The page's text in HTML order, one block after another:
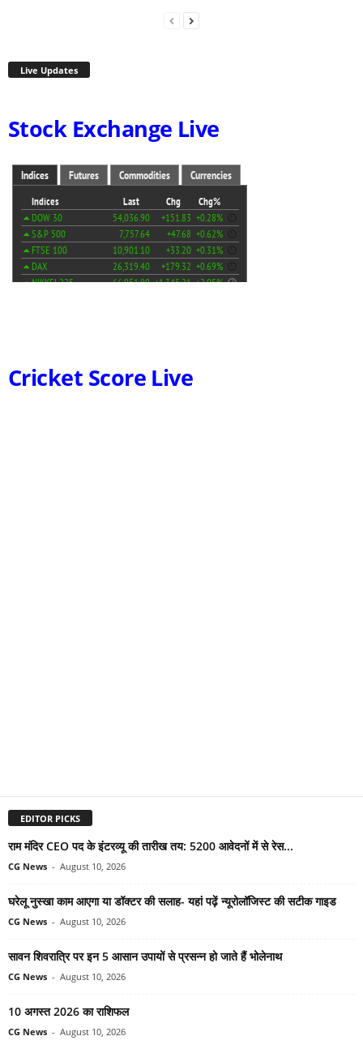
Live Updates
Stock Exchange Live
Cricket Score Live
EDITOR PICKS
राम मंदिर CEO पद के इंटरव्यू की तारीख तय: 5200 आवेदनों में से रेस...
CG News - August 10, 2026
घरेलू नुस्खा काम आएगा या डॉक्टर की सलाह- यहां पढ़ें न्यूरोलॉजिस्ट की सटीक गाइड
CG News - August 10, 2026
सावन शिवरात्रि पर इन 5 आसान उपायों से प्रसन्न हो जाते हैं भोलेनाथ
CG News - August 10, 2026
10 अगस्त 2026 का राशिफल
CG News - August 10, 2026